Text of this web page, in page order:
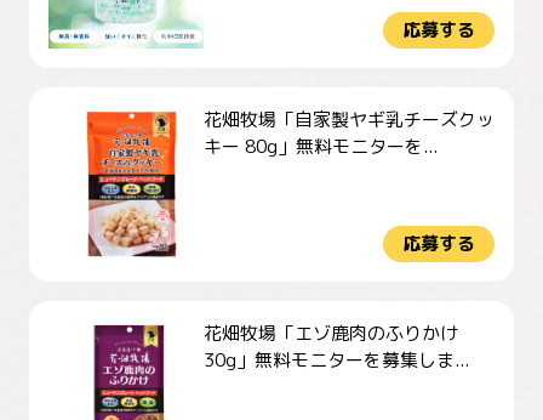
応募する
花畑牧場「自家製ヤギ乳チーズクッ
キー 80g」無料モニターを...
応募する
花畑牧場「エゾ鹿肉のふりかけ
30g」無料モニターを募集しま...